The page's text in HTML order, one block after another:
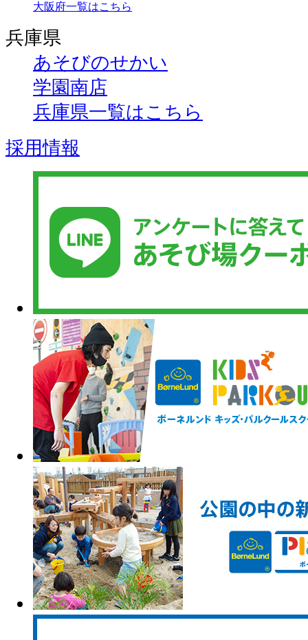
大阪府一覧はこちら
兵庫県
あそびのせかい
学園南店
兵庫県一覧はこちら
採用情報